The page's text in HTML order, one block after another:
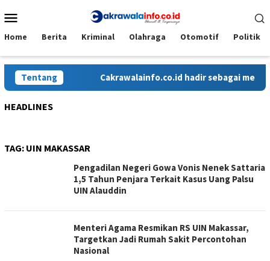
ke
Mobile
Home Berita Kriminal Olahraga Otomotif Politik
Tentang Cakrawalainfo.co.id hadir sebagai
HEADLINES
TAG: UIN MAKASSAR
Pengadilan Negeri Gowa Vonis Nenek Sattaria
1,5 Tahun Penjara Terkait Kasus Uang Palsu
UIN Alauddin
Menteri Agama Resmikan RS UIN Makassar,
Targetkan Jadi Rumah Sakit Percontohan
Nasional